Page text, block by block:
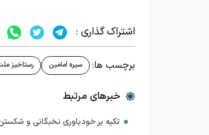
اشتراک گذاری :
برچسب ها: سیره امامین رستاخیز
خبرهای مرتبط
تکیه بر خودباوری نخبگانی و